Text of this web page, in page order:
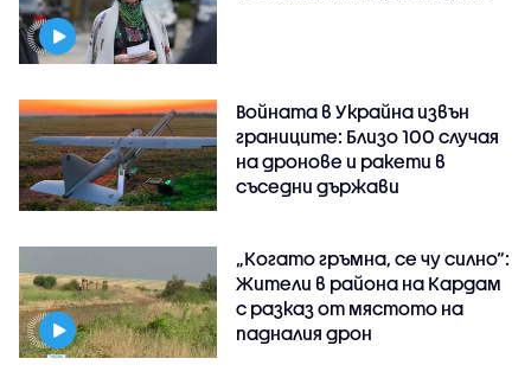
Войната в Украйна извън
границите: Близо 100 случая
на дронове и ракети в
съседни държави
„Когато гръмна, се чу силно“:
Жители в района на Кардам
с разказ от мястото на
падналия дрон